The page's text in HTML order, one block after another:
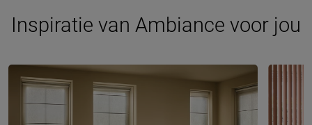
Inspiratie van Ambiance voor jou